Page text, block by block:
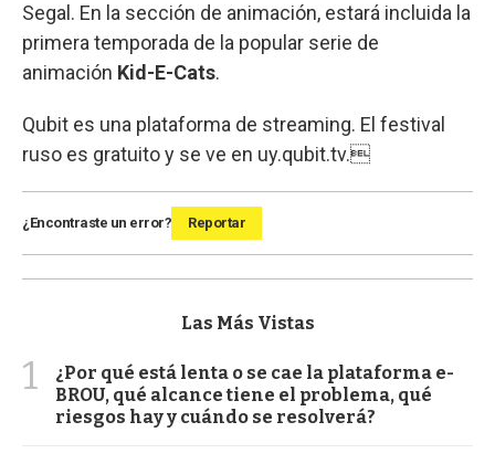
Segal. En la sección de animación, estará incluida la
primera temporada de la popular serie de
animación Kid-E-Cats.
Qubit es una plataforma de streaming. El festival
ruso es gratuito y se ve en uy.qubit.tv.
¿Encontraste un error? Reportar
Las Más Vistas
1
¿Por qué está lenta o se cae la plataforma e-
BROU, qué alcance tiene el problema, qué
riesgos hay y cuándo se resolverá?